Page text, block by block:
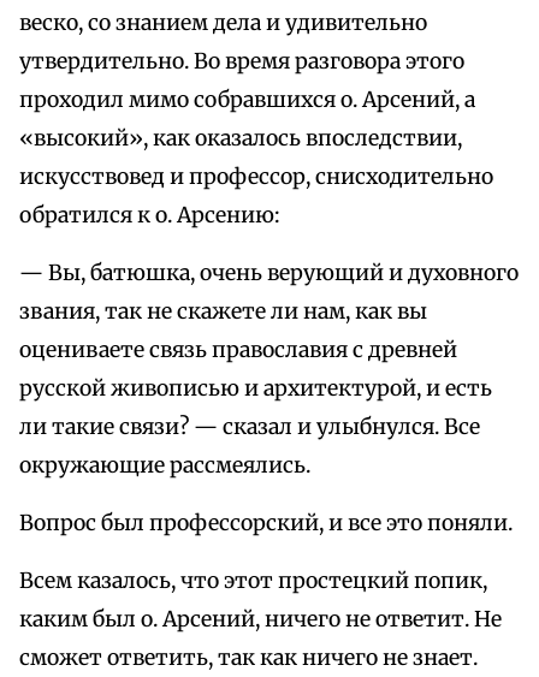
веско, со знанием дела и удивительно
утвердительно. Во время разговора этого
проходил мимо собравшихся о. Арсений, а
«высокий», как оказалось впоследствии,
искусствовед и профессор, снисходительно
обратился к о. Арсению:
— Вы, батюшка, очень верующий и духовного
звания, так не скажете ли нам, как вы
оцениваете связь православия с древней
русской живописью и архитектурой, и есть
ли такие связи? — сказал и улыбнулся. Все
окружающие рассмеялись.
Вопрос был профессорский, и все это поняли.
Всем казалось, что этот простецкий попик,
каким был о. Арсений, ничего не ответит. Не
сможет ответить, так как ничего не знает.